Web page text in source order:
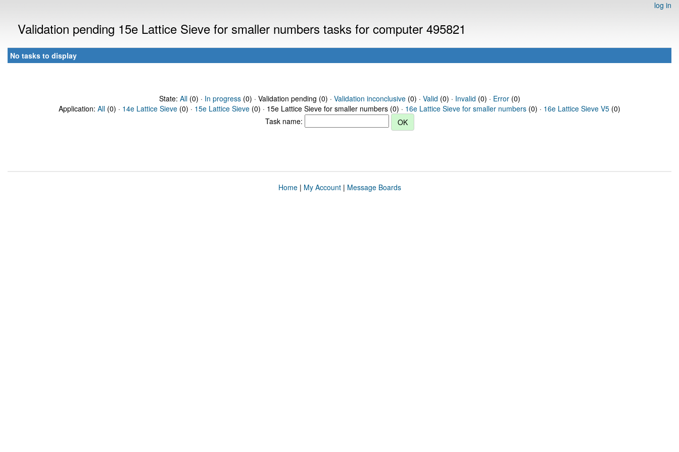
log in
Validation pending 15e Lattice Sieve for smaller numbers tasks for computer 495821
No tasks to display
State: All(0) · In progress(0) · Validation pending (0) · Validation inconclusive(0) · Valid (0) · Invalid (0) · Error(0)
Application: All (0) · 14e Lattice Sieve (0) · 15e Lattice Sieve (0) · 15e Lattice Sieve for smaller numbers (0) · 16e Lattice Sieve for smaller numbers (0) · 16e Lattice Sieve V5 (0)
Task name:
Home| My Account| Message Boards